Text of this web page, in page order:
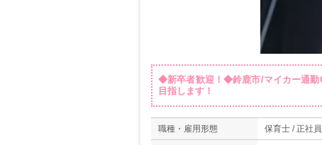
◆新卒者歓迎！◆鈴鹿市/マイカー通
目指します！
職種・雇用形態 保育士 / 正社員